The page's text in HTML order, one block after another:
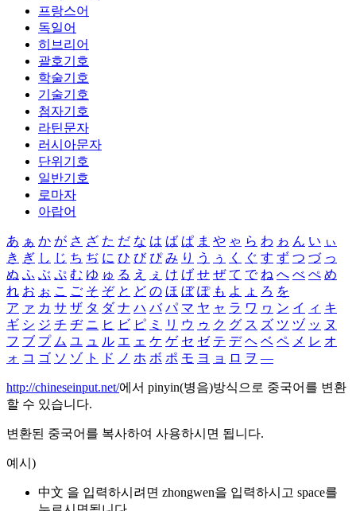
프랑스어
독일어
히브리어
괄호기호
학술기호
기술기호
첨자기호
라틴문자
러시아문자
단위기호
일반기호
로마자
아랍어
あ ぁ か が さ ざ た だ な は ば ぱ ま や ゃ ら わ ゎ ん い ぃ
き ぎ し じ ち ぢ に ひ び ぴ み り う ぅ く ぐ す ず つ づ っ
ぬ ふ ぶ ぷ む ゆ ゅ る え ぇ け げ せ ぜ て で ね へ べ ぺ め
れ お ぉ こ ご そ ぞ と ど の ほ ぼ ぽ も よ ょ ろ を
ア ァ カ サ ザ タ ダ ナ ハ バ パ マ ヤ ャ ラ ワ ヮ ン イ ィ キ
ギ シ ジ チ ヂ ニ ヒ ビ ピ ミ リ ウ ゥ ク グ ス ズ ツ ヅ ッ ヌ
フ ブ プ ム ユ ュ ル エ ェ ケ ゲ セ ゼ テ デ ヘ ベ ペ メ レ オ
ォ コ ゴ ソ ゾ ト ド ノ ホ ボ ポ モ ヨ ョ ロ ヲ ―
http://chineseinput.net/에서 pinyin(병음)방식으로 중국어를 변환
할 수 있습니다.
변환된 중국어를 복사하여 사용하시면 됩니다.
예시)
中文 을 입력하시려면 zhongwen을 입력하시고 space를